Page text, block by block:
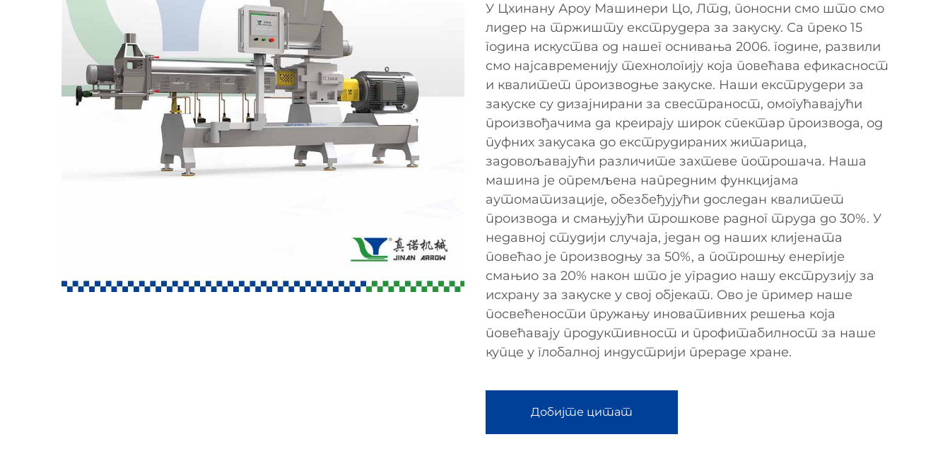
У Цхинану Ароу Машинери Цо, Лтд, поносни смо што смо
лидер на тржишту екструдера за закуску. Са преко 15
година искуства од нашег оснивања 2006. године, развили
смо најсавременију технологију која повећава ефикасност
и квалитет производње закуске. Наши екструдери за
закуске су дизајнирани за свестраност, омогућавајући
произвођачима да креирају широк спектар производа, од
пуфних закусака до екструдираних житарица,
задовољавајући различите захтеве потрошача. Наша
машина је опремљена напредним функцијама
аутоматизације, обезбеђујући доследан квалитет
производа и смањујући трошкове радног труда до 30%. У
недавној студији случаја, један од наших клијената
повећао је производњу за 50%, а потрошњу енергије
смањио за 20% након што је уградио нашу екструзију за
исхрану за закуске у свој објекат. Ово је пример наше
посвећености пружању иновативних решења која
повећавају продуктивност и профитабилност за наше
купце у глобалној индустрији прераде хране.
Добијте цитат